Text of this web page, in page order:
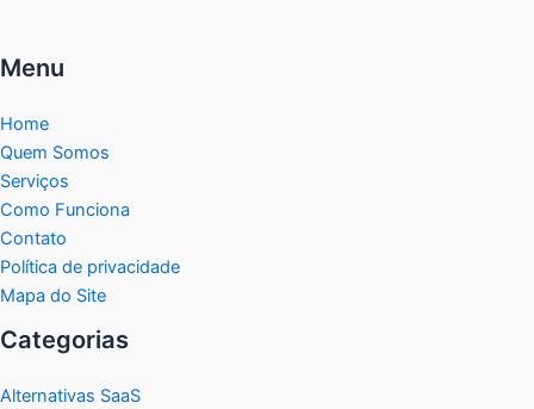
Menu
Home
Quem Somos
Serviços
Como Funciona
Contato
Política de privacidade
Mapa do Site
Categorias
Alternativas SaaS